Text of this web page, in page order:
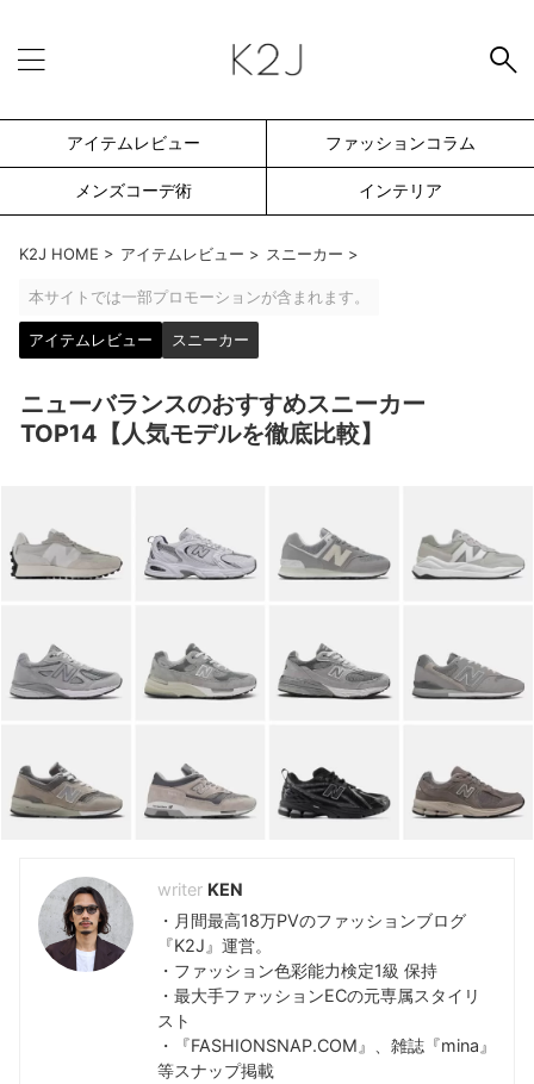
KEYWORD -キーワードで検索-
おすすめランキング(48) アディダス(35)
ニューバランス ノードグリーン(7) (5)
ユニクロ(12) レビュー(118) 評判解説(48)
アイテムレビュー ファッションコラム
メンズコーデ術 インテリア
K2J HOME > アイテムレビュー > スニーカー >
本サイトでは一部プロモーションが含まれます。
アイテムレビュー スニーカー
ニューバランスのおすすめスニーカー
TOP14【人気モデルを徹底比較】
KEN
・月間最高18万PVのファッションブログ
『K2J』運営。
・ファッション色彩能力検定1級 保持
・最大手ファッションECの元専属スタイリ
スト
・『FASHIONSNAP.COM』、雑誌『mina』
等スナップ掲載